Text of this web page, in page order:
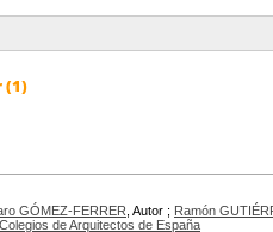
(1)
GÓMEZ-FERRER , Autor ; Ramón
de Arquitectos de España